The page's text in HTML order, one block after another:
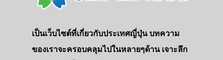
เป็นเว็บไซต์ที่เกี่ยวกับประเทศญี่ปุ่น บทความ
ของเราจะครอบคลุมไปในหลายๆด้าน เจาะลึก